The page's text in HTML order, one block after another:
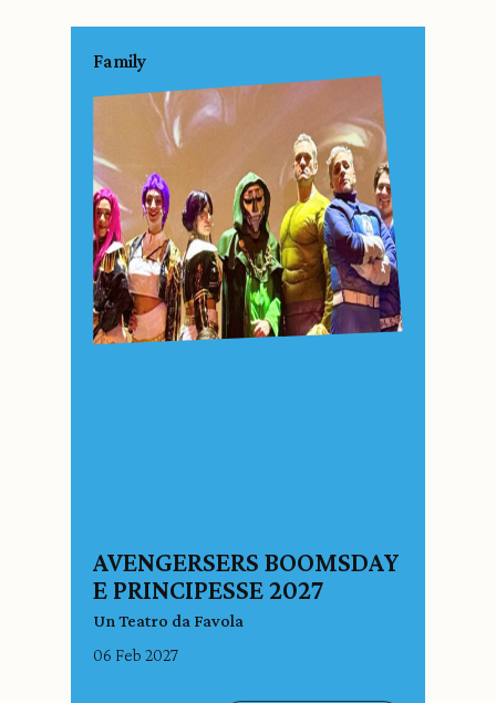
Family
AVENGERSERS BOOMSDAY
E PRINCIPESSE 2027
Un Teatro da Favola
06 Feb 2027